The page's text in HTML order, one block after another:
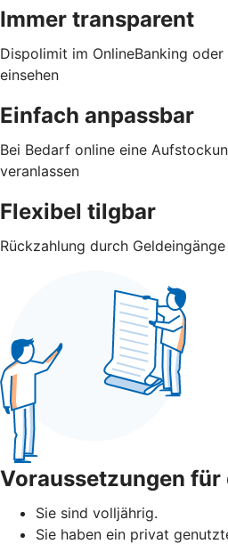
Immer transparent
Dispolimit im OnlineBanking
einsehen
Einfach anpassbar
Bei Bedarf online eine
veranlassen
Flexibel tilgbar
Rückzahlung durch
Voraussetzungen für
Sie sind volljährig.
Sie haben ein privat